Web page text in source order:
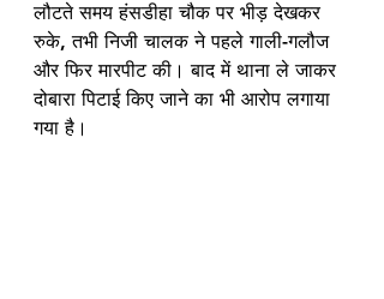
लौटते समय हंसडीहा चौक पर भीड़ देखकर
रुके, तभी निजी चालक ने पहले गाली-गलौज
और फिर मारपीट की। बाद में थाना ले जाकर
दोबारा पिटाई किए जाने का भी आरोप लगाया
गया है।